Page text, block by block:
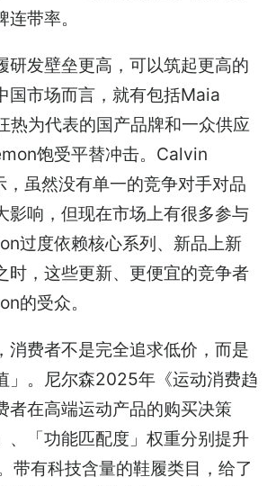
带率。
研发壁垒更高，可以筑起更高的
国市场而言，就有包括Maia
热为代表的国产品牌和一众供应
饱受平替冲击。Calvin
虽然没有单一的竞争对手对品
影响，但现在市场上有很多参与
过度依赖核心系列、新品上新
时，这些更新、更便宜的竞争者
的受众。
消费者不是完全追求低价，而是
」。尼尔森2025年《运动消费趋
者在高端运动产品的购买决策
、「功能匹配度」权重分别提升
带有科技含量的鞋履类目，给了